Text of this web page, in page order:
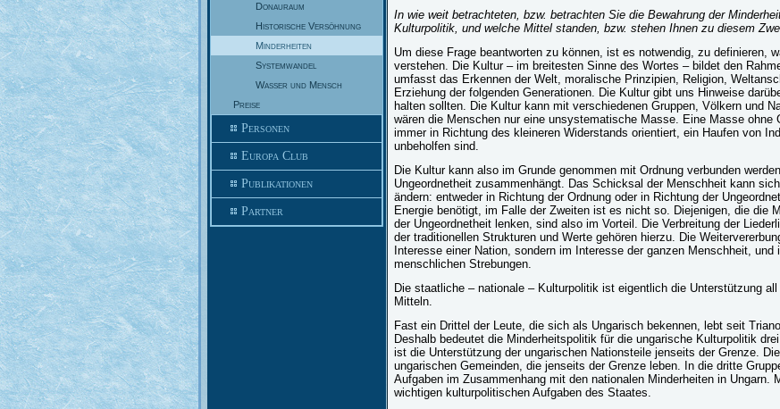
Donauraum
Historische Versöhnung
Minderheiten
Systemwandel
Wasser und Mensch
Preise
Personen
Europa Club
Publikationen
Partner
In wie weit betrachteten, bzw. betrachten Sie die Bewahrung der
Kulturpolitik, und welche Mittel standen, bzw. stehen Ihnen zu diesem
Um diese Frage beantworten zu können, ist es notwendig, zu definieren,
verstehen. Die Kultur – im breitesten Sinne des Wortes – bildet den
umfasst das Erkennen der Welt, moralische Prinzipien, Religion,
Erziehung der folgenden Generationen. Die Kultur gibt uns Hinweise
halten sollten. Die Kultur kann mit verschiedenen Gruppen, Völkern und
wären die Menschen nur eine unsystematische Masse. Eine Masse
immer in Richtung des kleineren Widerstands orientiert, ein Haufen von
unbeholfen sind.
Die Kultur kann also im Grunde genommen mit Ordnung verbunden
Ungeordnetheit zusammenhängt. Das Schicksal der Menschheit kann
ändern: entweder in Richtung der Ordnung oder in Richtung der
Energie benötigt, im Falle der Zweiten ist es nicht so. Diejenigen, die die
der Ungeordnetheit lenken, sind also im Vorteil. Die Verbreitung der
der traditionellen Strukturen und Werte gehören hierzu. Die
Interesse einer Nation, sondern im Interesse der ganzen Menschheit,
menschlichen Strebungen.
Die staatliche – nationale – Kulturpolitik ist eigentlich die Unterstützung
Mitteln.
Fast ein Drittel der Leute, die sich als Ungarisch bekennen, lebt seit
Deshalb bedeutet die Minderheitspolitik für die ungarische Kulturpolitik
ist die Unterstützung der ungarischen Nationsteile jenseits der Grenze.
ungarischen Gemeinden, die jenseits der Grenze leben. In die dritte
Aufgaben im Zusammenhang mit den nationalen Minderheiten in Ungarn.
wichtigen kulturpolitischen Aufgaben des Staates.